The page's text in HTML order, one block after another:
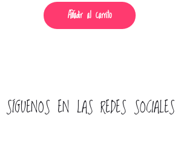
de
5
Añadir al carrito
SÍGUENOS EN LAS REDES SOCIALES